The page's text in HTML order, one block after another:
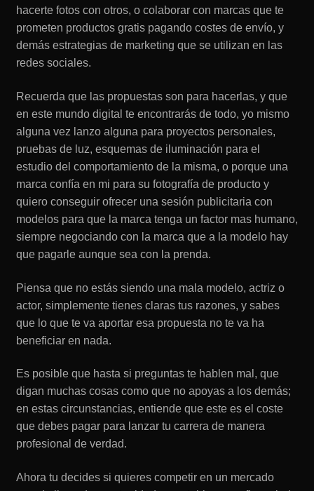
hacerte fotos con otros, o colaborar con marcas que te
prometen productos gratis pagando costes de envío, y
demás estrategias de marketing que se utilizan en las
redes sociales.
Recuerda que las propuestas son para hacerlas, y que
en este mundo digital te encontrarás de todo, yo mismo
alguna vez lanzo alguna para proyectos personales,
pruebas de luz, esquemas de iluminación para el
estudio del comportamiento de la misma, o porque una
marca confía en mi para su fotografía de producto y
quiero conseguir ofrecer una sesión publicitaria con
modelos para que la marca tenga un factor mas humano,
siempre negociando con la marca que a la modelo hay
que pagarle aunque sea con la prenda.
Piensa que no estás siendo una mala modelo, actriz o
actor, simplemente tienes claras tus razones, y sabes
que lo que te va aportar esa propuesta no te va ha
beneficiar en nada.
Es posible que hasta si preguntas te hablen mal, que
digan muchas cosas como que no apoyas a los demás;
en estas circunstancias, entiende que este es el coste
que debes pagar para lanzar tu carrera de manera
profesional de verdad.
Ahora tu decides si quieres competir en un mercado